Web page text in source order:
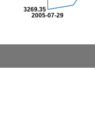
2005-07-29
3269.35